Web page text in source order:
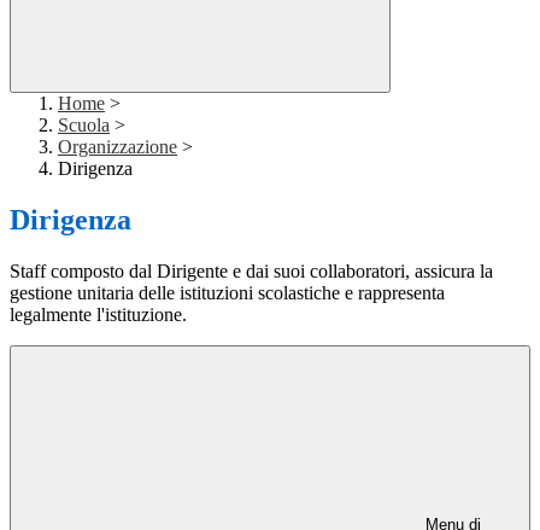
Home >
Scuola >
Organizzazione >
Dirigenza
Dirigenza
Staff composto dal Dirigente e dai suoi collaboratori, assicura la
gestione unitaria delle istituzioni scolastiche e rappresenta
legalmente l'istituzione.
Menu di